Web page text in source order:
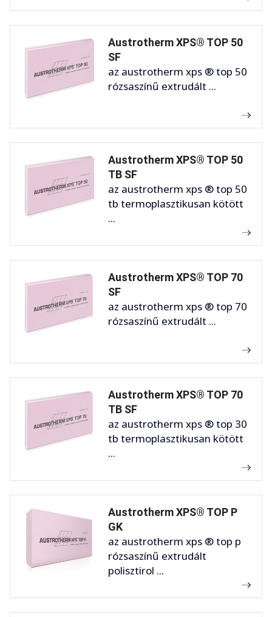
Austrotherm XPS® TOP 50
SF
az austrotherm xps ® top 50
rózsaszínű extrudált ...
Austrotherm XPS® TOP 50
TB SF
az austrotherm xps ® top 50
tb termoplasztikusan kötött
...
Austrotherm XPS® TOP 70
SF
az austrotherm xps ® top 70
rózsaszínű extrudált ...
Austrotherm XPS® TOP 70
TB SF
az austrotherm xps ® top 30
tb termoplasztikusan kötött
...
Austrotherm XPS® TOP P
GK
az austrotherm xps ® top p
rózsaszínű extrudált
polisztirol ...